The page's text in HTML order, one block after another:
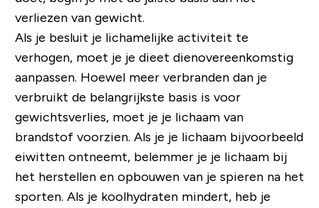
verliezen van gewicht.
Als je besluit je lichamelijke activiteit te
verhogen, moet je je dieet dienovereenkomstig
aanpassen. Hoewel meer verbranden dan je
verbruikt de belangrijkste basis is voor
gewichtsverlies, moet je je lichaam van
brandstof voorzien. Als je je lichaam bijvoorbeeld
eiwitten ontneemt, belemmer je je lichaam bij
het herstellen en opbouwen van je spieren na het
sporten. Als je koolhydraten mindert, heb je